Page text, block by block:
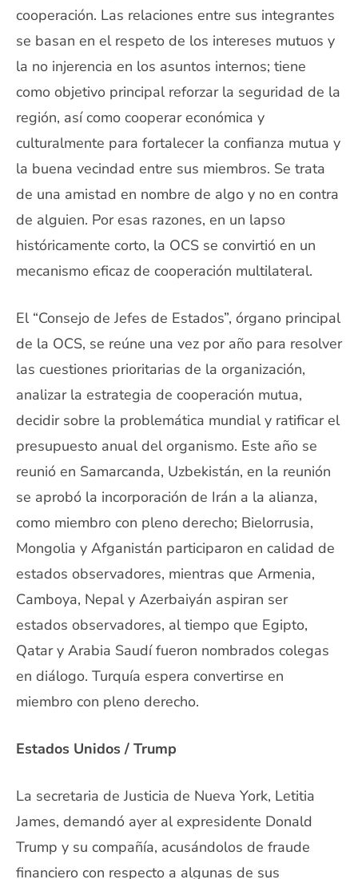
cooperación. Las relaciones entre sus integrantes
se basan en el respeto de los intereses mutuos y
la no injerencia en los asuntos internos; tiene
como objetivo principal reforzar la seguridad de la
región, así como cooperar económica y
culturalmente para fortalecer la confianza mutua y
la buena vecindad entre sus miembros. Se trata
de una amistad en nombre de algo y no en contra
de alguien. Por esas razones, en un lapso
históricamente corto, la OCS se convirtió en un
mecanismo eficaz de cooperación multilateral.
El “Consejo de Jefes de Estados”, órgano principal
de la OCS, se reúne una vez por año para resolver
las cuestiones prioritarias de la organización,
analizar la estrategia de cooperación mutua,
decidir sobre la problemática mundial y ratificar el
presupuesto anual del organismo. Este año se
reunió en Samarcanda, Uzbekistán, en la reunión
se aprobó la incorporación de Irán a la alianza,
como miembro con pleno derecho; Bielorrusia,
Mongolia y Afganistán participaron en calidad de
estados observadores, mientras que Armenia,
Camboya, Nepal y Azerbaiyán aspiran ser
estados observadores, al tiempo que Egipto,
Qatar y Arabia Saudí fueron nombrados colegas
en diálogo. Turquía espera convertirse en
miembro con pleno derecho.
Estados Unidos / Trump
La secretaria de Justicia de Nueva York, Letitia
James, demandó ayer al expresidente Donald
Trump y su compañía, acusándolos de fraude
financiero con respecto a algunas de sus